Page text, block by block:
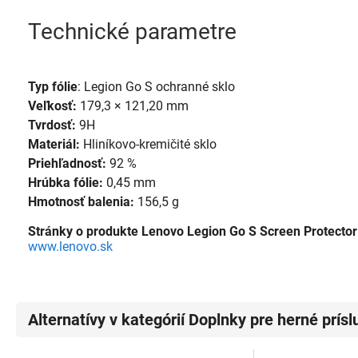
Technické parametre
Typ fólie: Legion Go S ochranné sklo
Veľkosť: 179,3 × 121,20 mm
Tvrdosť: 9H
Materiál: Hliníkovo-kremičité sklo
Priehľadnosť: 92 %
Hrúbka fólie: 0,45 mm
Hmotnosť balenia: 156,5 g
Stránky o produkte Lenovo Legion Go S Screen
www.lenovo.sk
Alternatívy v kategórií Doplnky pre herné